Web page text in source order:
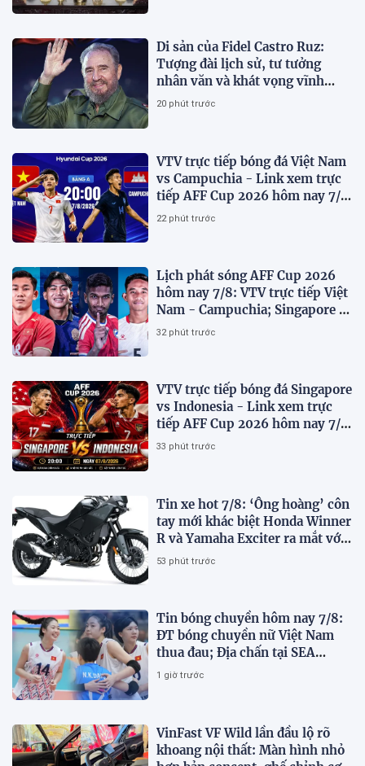
Di sản của Fidel Castro Ruz:
Tượng đài lịch sử, tư tưởng
nhân văn và khát vọng vĩnh
hằng
20 phút trước
VTV trực tiếp bóng đá Việt Nam
vs Campuchia - Link xem trực
tiếp AFF Cup 2026 hôm nay 7/8
trên VTV6
22 phút trước
Lịch phát sóng AFF Cup 2026
hôm nay 7/8: VTV trực tiếp Việt
Nam - Campuchia; Singapore -
Indonesia
32 phút trước
VTV trực tiếp bóng đá Singapore
vs Indonesia - Link xem trực
tiếp AFF Cup 2026 hôm nay 7/8
trên VTV7
33 phút trước
Tin xe hot 7/8: ‘Ông hoàng’ côn
tay mới khác biệt Honda Winner
R và Yamaha Exciter ra mắt với
giá hấp dẫn
53 phút trước
Tin bóng chuyền hôm nay 7/8:
ĐT bóng chuyền nữ Việt Nam
thua đau; Địa chấn tại SEA
V.Cup 2026
1 giờ trước
VinFast VF Wild lần đầu lộ rõ
khoang nội thất: Màn hình nhỏ